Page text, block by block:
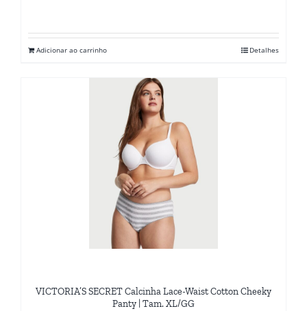
Adicionar ao carrinho Detalhes
VICTORIA’S SECRET Calcinha Lace-Waist Cotton Cheeky
Panty | Tam. XL/GG